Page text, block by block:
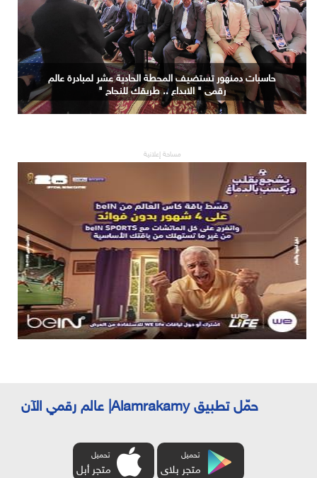
حاسبات دمنهور تستضيف المحطة الحادية عشر لمبادرة عالم
رقمي " الابداع .. طريقك للنجاح "
مساحة إعلانية
حمّل تطبيق Alamrakamy| عالم رقمي الآن
تحميل
متجر بلاى
تحميل
متجر أبل